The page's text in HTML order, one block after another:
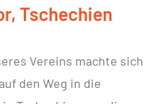
Tschechien
Vereins machte sich
den Weg in die